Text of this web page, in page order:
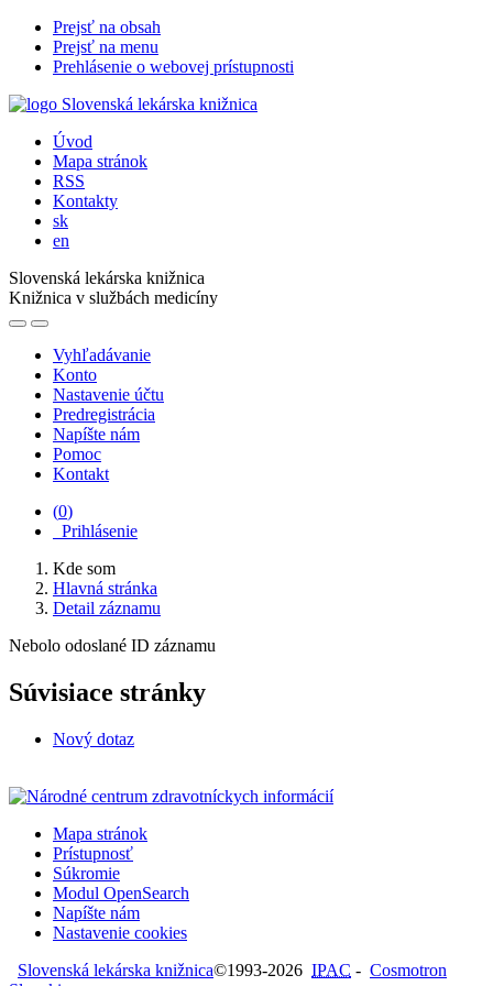
Prejsť na obsah
Prejsť na menu
Prehlásenie o webovej prístupnosti
Úvod
Mapa stránok
RSS
Kontakty
sk
en
Slovenská lekárska knižnica
Knižnica v službách medicíny
Vyhľadávanie
Konto
Nastavenie účtu
Predregistrácia
Napíšte nám
Pomoc
Kontakt
(0)
Prihlásenie
Kde som
Hlavná stránka
Detail záznamu
Nebolo odoslané ID záznamu
Súvisiace stránky
Nový dotaz
Mapa stránok
Prístupnosť
Súkromie
Modul OpenSearch
Napíšte nám
Nastavenie cookies
Slovenská lekárska knižnica©1993-2026 IPAC - Cosmotron